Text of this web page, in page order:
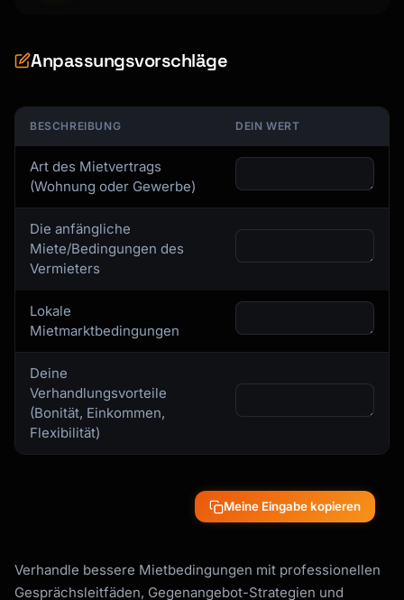
Anpassungsvorschläge
BESCHREIBUNG DEIN WERT
Art des Mietvertrags
(Wohnung oder Gewerbe)
Die anfängliche
Miete/Bedingungen des
Vermieters
Lokale
Mietmarktbedingungen
Deine
Verhandlungsvorteile
(Bonität, Einkommen,
Flexibilität)
Meine Eingabe kopieren
Verhandle bessere Mietbedingungen mit professionellen
Gesprächsleitfäden, Gegenangebot-Strategien und